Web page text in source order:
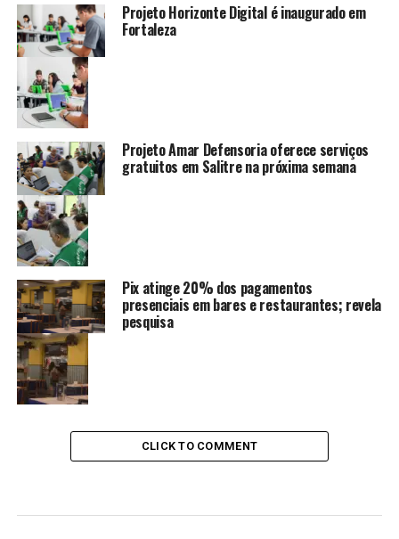
Projeto Horizonte Digital é inaugurado em
Fortaleza
Projeto Amar Defensoria oferece serviços
gratuitos em Salitre na próxima semana
Pix atinge 20% dos pagamentos
presenciais em bares e restaurantes; revela
pesquisa
CLICK TO COMMENT